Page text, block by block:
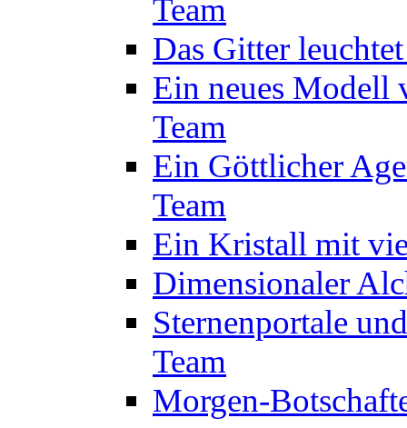
Team
Das Gitter
Ein neues Modell
Team
Ein Göttlicher
Team
Ein Kristall mit
Dimensionaler
Sternenportale
Team
Morgen-